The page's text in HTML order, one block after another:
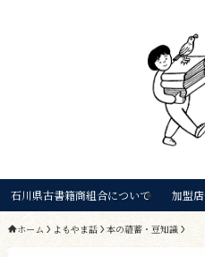
石川県古書籍商組合について 加盟
ホーム よもやま話 本の蘊蓄・豆知識